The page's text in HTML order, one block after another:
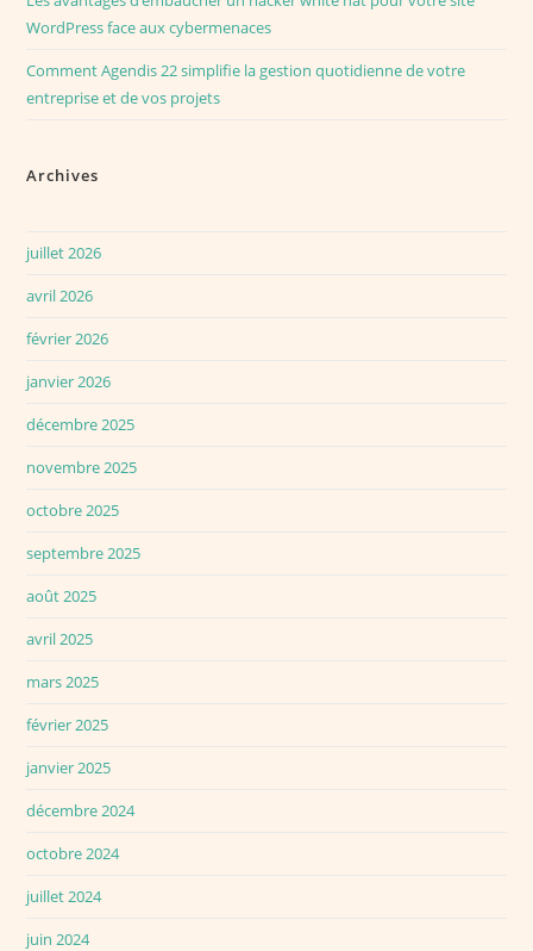
WordPress face aux cybermenaces
Comment Agendis 22 simplifie la gestion quotidienne de votre
entreprise et de vos projets
Archives
juillet 2026
avril 2026
février 2026
janvier 2026
décembre 2025
novembre 2025
octobre 2025
septembre 2025
août 2025
avril 2025
mars 2025
février 2025
janvier 2025
décembre 2024
octobre 2024
juillet 2024
juin 2024